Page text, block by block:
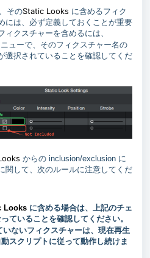
そのStatic Looks に含めるフィク
には、必ず定義しておくことが重要
クスチャーを含めるには、
ニューで、そのフィクスチャー名の
選択されていることを確認してくだ
からの inclusion/exclusion に
関して、次のルールに注意してくだ
Looks に含める場合は、上記のチェ
ていることを確認してください。
いないフィクスチャーは、現在再生
スクリプトに従って動作し続けま